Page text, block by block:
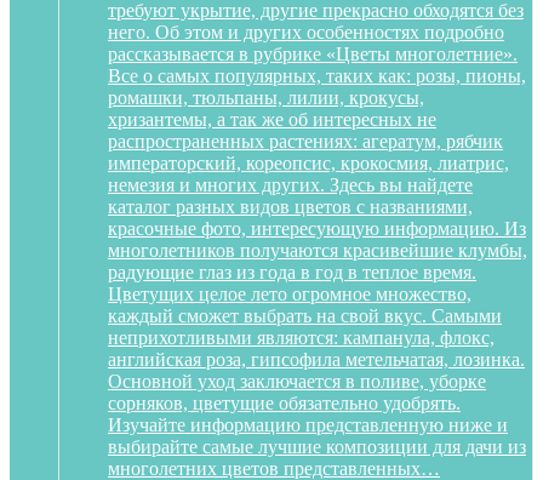
требуют укрытие, другие прекрасно обходятся без
него. Об этом и других особенностях подробно
рассказывается в рубрике «Цветы многолетние».
Все о самых популярных, таких как: розы, пионы,
ромашки, тюльпаны, лилии, крокусы,
хризантемы, а так же об интересных не
распространенных растениях: агератум, рябчик
императорский, кореопсис, крокосмия, лиатрис,
немезия и многих других. Здесь вы найдете
каталог разных видов цветов с названиями,
красочные фото, интересующую информацию. Из
многолетников получаются красивейшие клумбы,
радующие глаз из года в год в теплое время.
Цветущих целое лето огромное множество,
каждый сможет выбрать на свой вкус. Самыми
неприхотливыми являются: кампанула, флокс,
английская роза, гипсофила метельчатая, лозинка.
Основной уход заключается в поливе, уборке
сорняков, цветущие обязательно удобрять.
Изучайте информацию представленную ниже и
выбирайте самые лучшие композиции для дачи из
многолетних цветов представленных…